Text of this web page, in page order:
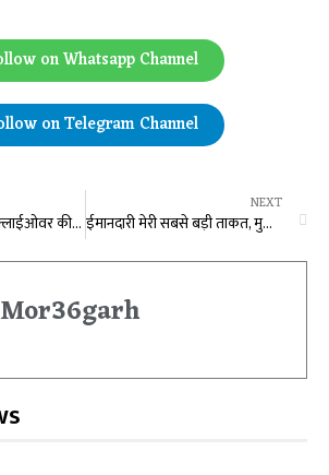
on Whatsapp Channel
on Telegram Channel
भिलाई में नेहरू नगर फ्लाईओवर की फॉल सीलिंग धराशाई, अचानक गिरा पूरा स्ट्रक्चर, बड़ा हादसा टला
NEXT
ईमानदारी मेरी सबसे बड़ी ताकत, मुझे गिरफ्तार करवाना चाहती है बीजेपी : केजरीवाल
Mor36garh